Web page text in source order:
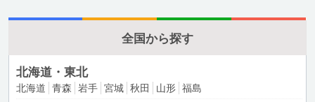
全国から探す
北海道・東北
北海道 青森 岩手 宮城 秋田 山形 福島